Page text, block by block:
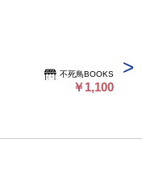
不死鳥BOOKS
￥1,100